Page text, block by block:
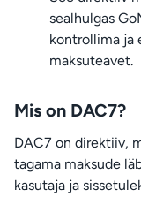
sealhulgas
kontrollima ja
maksuteavet.
Mis on DAC7?
DAC7 on direktiiv,
tagama maksude
kasutaja ja